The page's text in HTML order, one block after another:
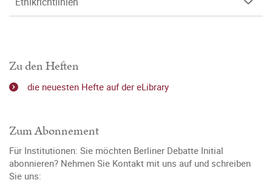
Zu den Heften
die neuesten Hefte auf der eLibrary
Zum Abonnement
Für Institutionen: Sie möchten Berliner Debatte Initial
abonnieren? Nehmen Sie Kontakt mit uns auf und schreiben
Sie uns: